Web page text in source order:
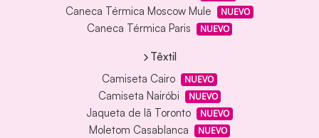
Caneca Térmica Moscow Mule NUEVO
Caneca Térmica Paris NUEVO
Têxtil
Camiseta Cairo
NUEVO
Camiseta Nairóbi NUEVO
Jaqueta de lã Toronto NUEVO
Moletom Casablanca NUEVO